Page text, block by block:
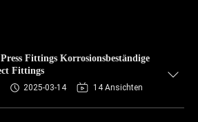
Fittings Korrosionsbeständige
Fittings
2025-03-14 14 Ansichten